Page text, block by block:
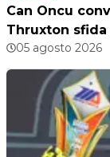
Can Oncu
Thruxton
05 agosto 2026